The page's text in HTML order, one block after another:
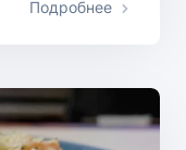
Подробнее